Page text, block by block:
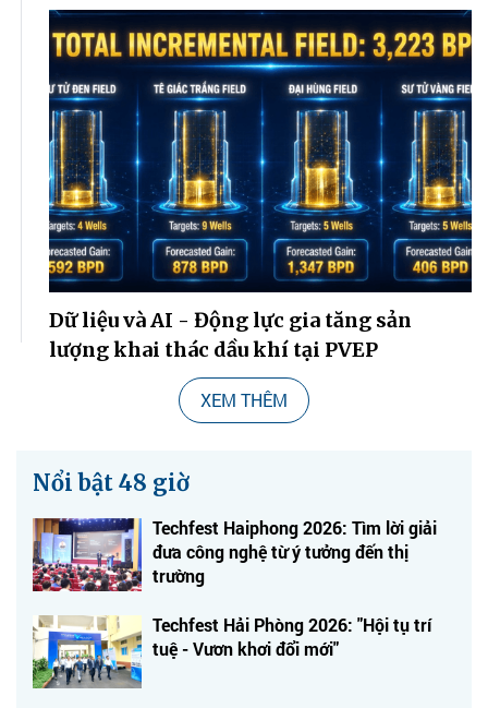
Dữ liệu và AI - Động lực gia tăng sản
lượng khai thác dầu khí tại PVEP
XEM THÊM
Nổi bật 48 giờ
Techfest Haiphong 2026: Tìm lời giải
đưa công nghệ từ ý tưởng đến thị
trường
Techfest Hải Phòng 2026: "Hội tụ trí
tuệ - Vươn khơi đổi mới"